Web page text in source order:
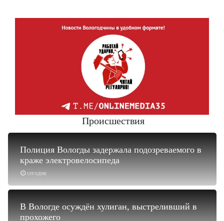
Происшествия
сегодня
Полиция Вологды задержала подозреваемого в
краже электровелосипеда
В Вологде осуждён хулиган, выстреливший в
прохожего